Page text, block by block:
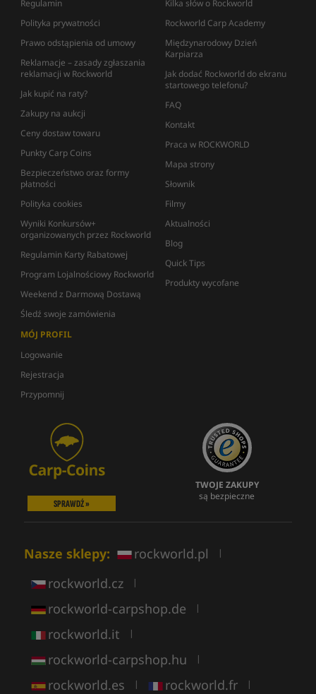
Regulamin
Polityka prywatności
Prawo odstąpienia od umowy
Reklamacje – zasady zgłaszania
reklamacji w Rockworld
Jak kupić na raty?
Zakupy na aukcji
Ceny dostaw towaru
Punkty Carp Coins
Bezpieczeństwo oraz formy
płatności
Polityka cookies
Wyniki Konkursów+
organizowanych przez Rockworld
Regulamin Karty Rabatowej
Program Lojalnościowy Rockworld
Weekend z Darmową Dostawą
Śledź swoje zamówienia
Kilka słów o Rockworld
Rockworld Carp Academy
Międzynarodowy Dzień
Karpiarza
Jak dodać Rockworld do ekranu
startowego telefonu?
FAQ
Kontakt
Praca w ROCKWORLD
Mapa strony
Słownik
Filmy
Aktualności
Blog
Quick Tips
Produkty wycofane
MÓJ PROFIL
Logowanie
Rejestracja
Przypomnij
SPRAWDŹ »
TWOJE ZAKUPY
są bezpieczne
Nasze sklepy: rockworld.pl |
rockworld.cz |
rockworld-carpshop.de |
rockworld.it |
rockworld-carpshop.hu |
rockworld.es | rockworld.fr |